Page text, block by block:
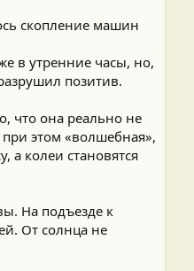
скопление машин
в утренние часы, но,
позитив.
что она реально не
этом «волшебная»,
а колеи становятся
На подъезде к
От солнца не